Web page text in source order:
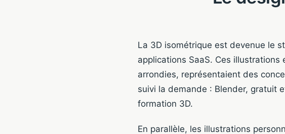
La 3D isométrique est devenue le
applications SaaS. Ces
arrondies, représentaient des
suivi la demande : Blender, gratuit
formation 3D.
En parallèle, les illustrations